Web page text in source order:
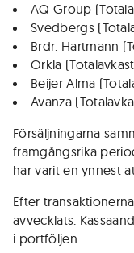
AQ Group
Svedbergs
Brdr. Hartmann
Orkla
Beijer Alma
Avanza
Försäljningarna
framgångsrika
har varit en ynnest
Efter
avvecklats.
i portföljen.